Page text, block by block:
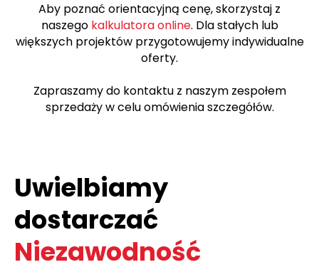
Aby poznać orientacyjną cenę, skorzystaj z
naszego kalkulatora online. Dla stałych lub
większych projektów przygotowujemy indywidualne
oferty.
Zapraszamy do kontaktu z naszym zespołem
sprzedaży w celu omówienia szczegółów.
Uwielbiamy
dostarczać
Niezawodność